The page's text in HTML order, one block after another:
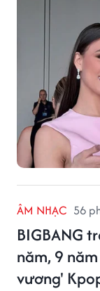
ÂM NHẠC 56
BIGBANG
năm, 9
vương'